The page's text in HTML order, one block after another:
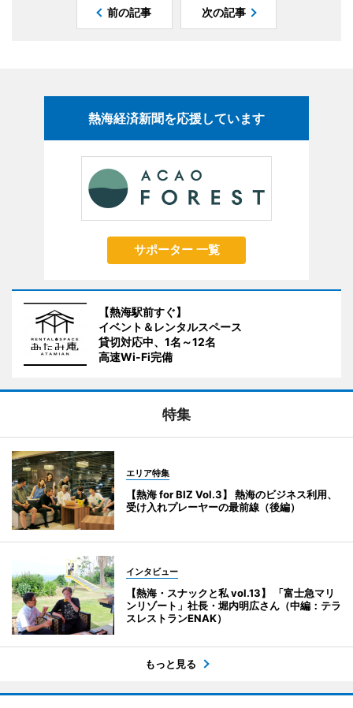
前の記事 次の記事
熱海経済新聞を応援しています
サポーター 一覧
【熱海駅前すぐ】
イベント＆レンタルスペース
貸切対応中、1名～12名
高速Wi-Fi完備
特集
エリア特集
【熱海 for BIZ Vol.3】 熱海のビジネス利用、
受け入れプレーヤーの最前線（後編）
インタビュー
【熱海・スナックと私 vol.13】 「富士急マリ
ンリゾート」社長・堀内明広さん（中編：テラ
スレストランENAK）
もっと見る